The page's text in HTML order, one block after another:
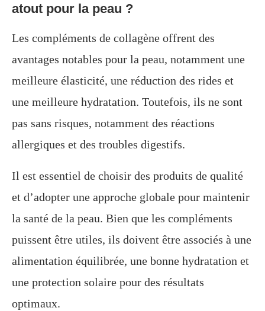
atout pour la peau ?
Les compléments de collagène offrent des
avantages notables pour la peau, notamment une
meilleure élasticité, une réduction des rides et
une meilleure hydratation. Toutefois, ils ne sont
pas sans risques, notamment des réactions
allergiques et des troubles digestifs.
Il est essentiel de choisir des produits de qualité
et d’adopter une approche globale pour maintenir
la santé de la peau. Bien que les compléments
puissent être utiles, ils doivent être associés à une
alimentation équilibrée, une bonne hydratation et
une protection solaire pour des résultats
optimaux.